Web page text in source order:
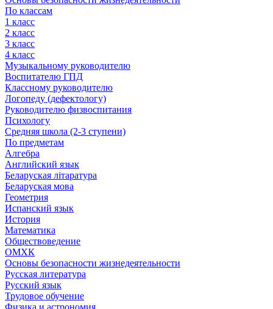
По классам
1 класс
2 класс
3 класс
4 класс
Музыкальному руководителю
Воспитателю ГПД
Классному руководителю
Логопеду (дефектологу)
Руководителю физвоспитания
Психологу
Средняя школа (2-3 ступени)
По предметам
Алгебра
Английский язык
Беларуская літаратура
Беларуская мова
Геометрия
Испанский язык
История
Математика
Обществоведение
ОМХК
Основы безопасности жизнедеятельности
Русская литература
Русский язык
Трудовое обучение
Физика и астрономия